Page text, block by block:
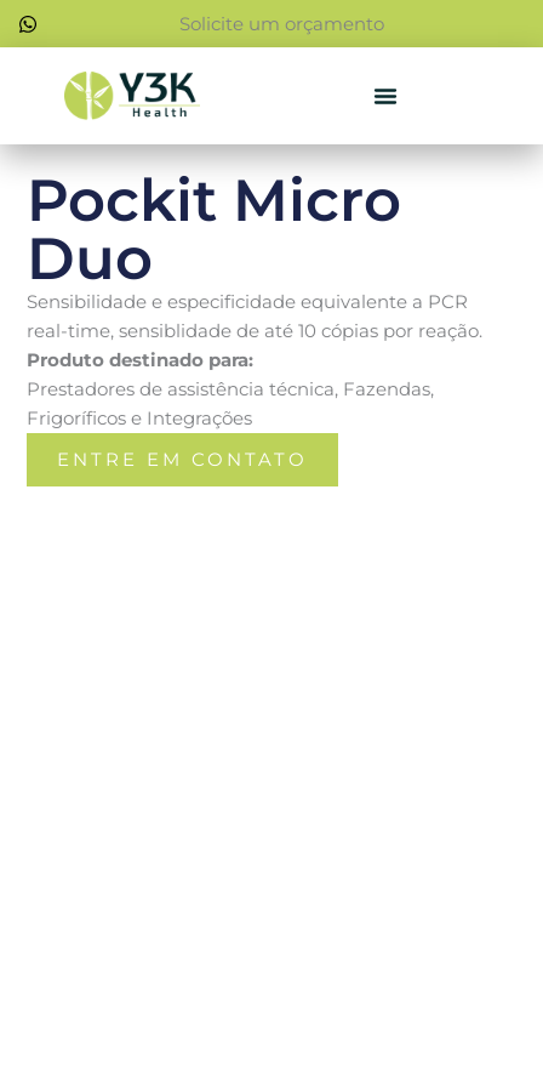
para
conteúdo
Solicite um orçamento
Pockit Micro
Duo
Sensibilidade e especificidade equivalente a PCR
real-time, sensiblidade de até 10 cópias por reação.
Produto destinado para:
Prestadores de assistência técnica, Fazendas,
Frigoríficos e Integrações
ENTRE EM CONTATO